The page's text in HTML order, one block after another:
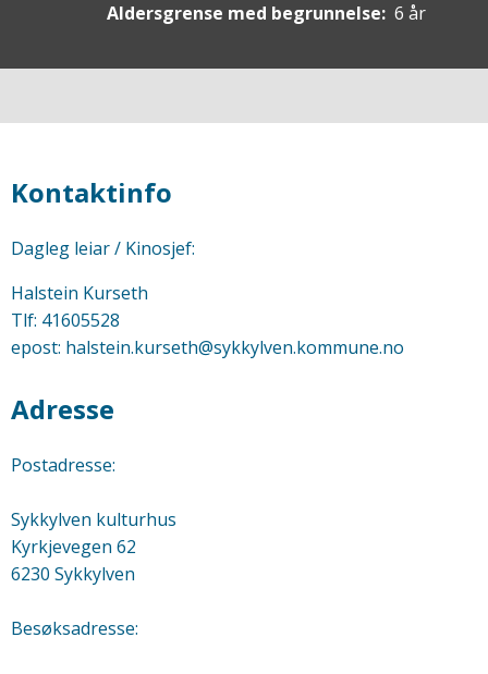
Aldersgrense med begrunnelse: 6 år
Kontaktinfo
Dagleg leiar / Kinosjef:
Halstein Kurseth
Tlf: 41605528
epost: halstein.kurseth@sykkylven.kommune.no
Adresse
Postadresse:
Sykkylven kulturhus
Kyrkjevegen 62
6230 Sykkylven
Besøksadresse: